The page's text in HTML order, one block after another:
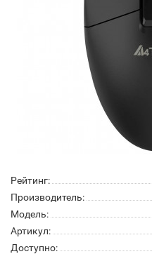
Рейтинг:
Производитель:
Модель:
Артикул:
Доступно: